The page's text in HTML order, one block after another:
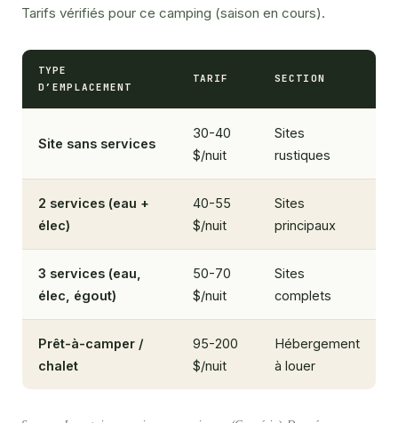
Tarifs vérifiés pour ce camping (saison en cours).
TYPE
D’EMPLACEMENT
TARIF SECTION
Site sans services
30-40
$/nuit
Sites
rustiques
2 services (eau +
élec)
40-55
$/nuit
Sites
principaux
3 services (eau,
élec, égout)
50-70
$/nuit
Sites
complets
Prêt-à-camper /
chalet
95-200
$/nuit
Hébergement
à louer